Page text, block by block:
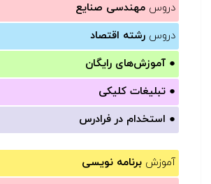
دروس مهندسی صنایع
دروس رشته اقتصاد
● آموزش‌های رایگان
● تبلیغات کلیکی
● استخدام در فرادرس
آموزش برنامه نویسی